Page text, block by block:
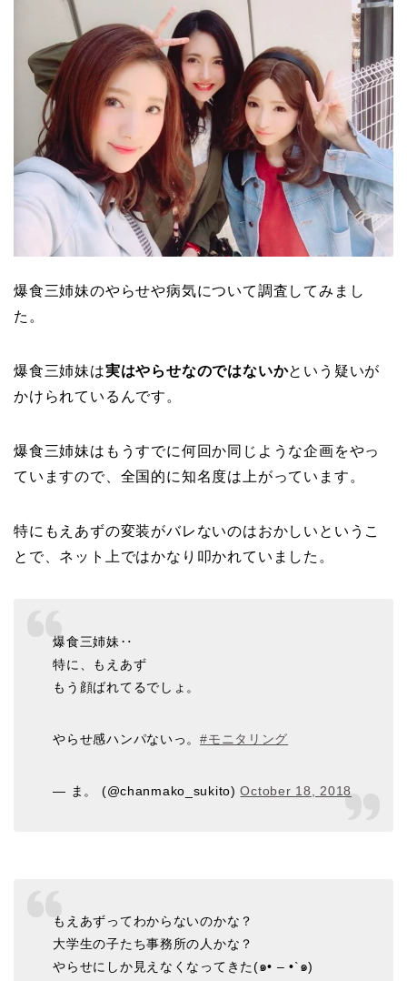
爆食三姉妹のやらせや病気について調査してみまし
た。
爆食三姉妹は実はやらせなのではないかという疑いが
かけられているんです。
爆食三姉妹はもうすでに何回か同じような企画をやっ
ていますので、全国的に知名度は上がっています。
特にもえあずの変装がバレないのはおかしいというこ
とで、ネット上ではかなり叩かれていました。
爆食三姉妹‥
特に、もえあず
もう顔ばれてるでしょ。
やらせ感ハンパないっ。#モニタリング
— ま。 (@chanmako_sukito)October 18, 2018
もえあずってわからないのかな？
大学生の子たち事務所の人かな？
やらせにしか見えなくなってきた(๑• – •`๑)